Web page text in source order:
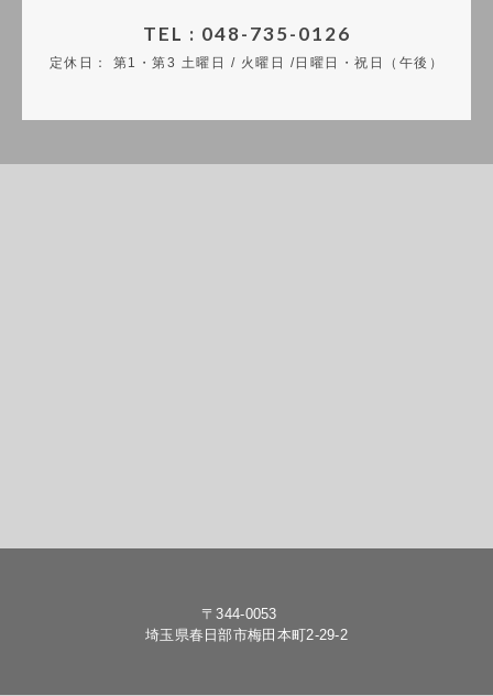
TEL : 048-735-0126
定休日： 第1・第3 土曜日 / 火曜日 /日曜日・祝日（午後）
〒344-0053
埼玉県春日部市梅田本町2-29-2